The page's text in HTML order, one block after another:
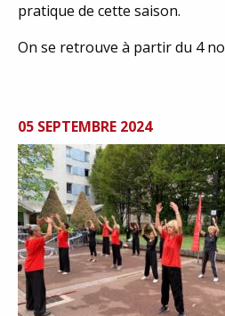
pratique de cette saison.
On se retrouve à partir du 4
05 SEPTEMBRE 2024